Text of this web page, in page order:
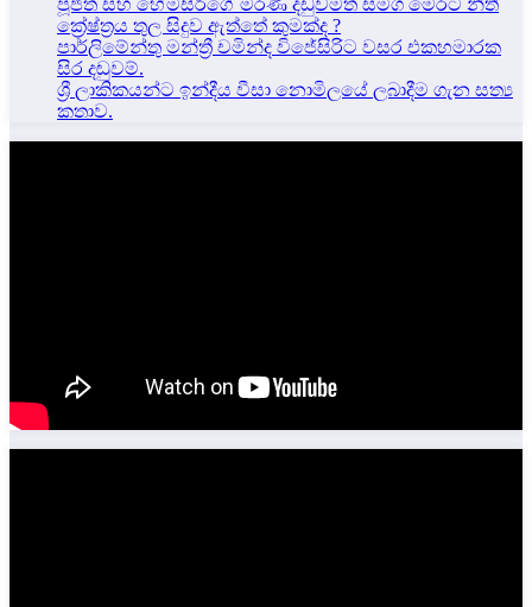
ක්‍රේෂ්ත්‍රය තුල සිදුව ඇත්තේ කුමක්ද ?
පාර්ලිමේන්තු මන්ත්‍රී චමින්ද විජේසිරිට වසර එකහමාරක
සිර දඬුවම්.
ශ්‍රී ලාකිකයන්ට ඉන්දීය වීසා නොමිලයේ ලබාදීම ගැන සත්‍ය
කතාව.